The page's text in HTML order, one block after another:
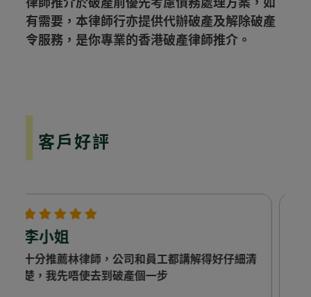
有需要，本律師行亦提供代辦破產及解除破產
令服務，是你專業的香港破產律師推介。
客戶好評
羅先生
因為身體問題需要借錢醫病，欠落左不同銀行同
財務公司的債務，多得林律師幫我做債務重組，